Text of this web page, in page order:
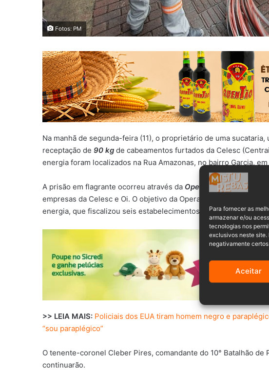
Para fornecer as
armazenar e/ou
tecnologias nos
exclusivos neste
negativamente
Aceitar
Fotos: PM
Na manhã de segunda-feira (11), o proprietário de uma
receptação de 90 kg de cabeamentos furtados da Celesc
energia foram localizados na Rua Amazonas, no bairro Garcia, em
A prisão em flagrante ocorreu através da Operação Alta Tensão
empresas da Celesc e Oi. O objetivo da Operação é verificar os
energia, que fiscalizou seis estabelecimentos de sucatas.
>> LEIA MAIS: Policiais dos EUA tiram homem negro e
“sou paraplégico”
O tenente-coronel Cleber Pires, comandante do 10° Batalhão de
continuarão.